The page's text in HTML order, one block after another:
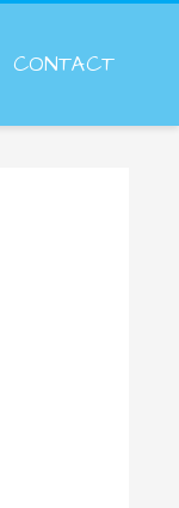
CONTACT